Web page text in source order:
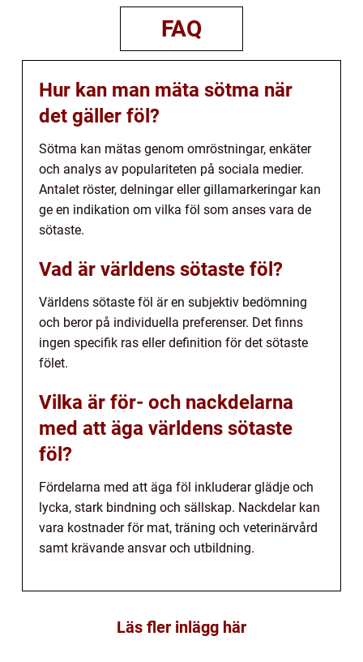
FAQ
Hur kan man mäta sötma när
det gäller föl?
Sötma kan mätas genom omröstningar, enkäter
och analys av populariteten på sociala medier.
Antalet röster, delningar eller gillamarkeringar kan
ge en indikation om vilka föl som anses vara de
sötaste.
Vad är världens sötaste föl?
Världens sötaste föl är en subjektiv bedömning
och beror på individuella preferenser. Det finns
ingen specifik ras eller definition för det sötaste
fölet.
Vilka är för- och nackdelarna
med att äga världens sötaste
föl?
Fördelarna med att äga föl inkluderar glädje och
lycka, stark bindning och sällskap. Nackdelar kan
vara kostnader för mat, träning och veterinärvård
samt krävande ansvar och utbildning.
Läs fler inlägg här